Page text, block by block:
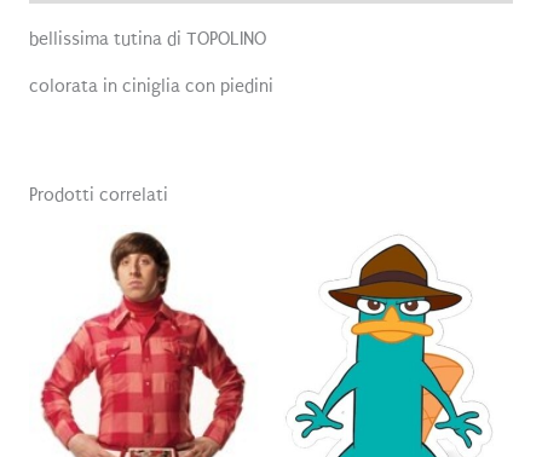
bellissima tutina di TOPOLINO
colorata in ciniglia con piedini
Prodotti correlati